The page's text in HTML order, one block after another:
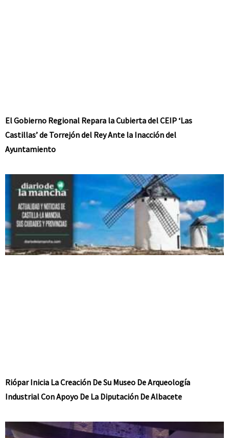
El Gobierno Regional Repara la Cubierta del CEIP ‘Las
Castillas’ de Torrejón del Rey Ante la Inacción del
Ayuntamiento
Riópar Inicia La Creación De Su Museo De Arqueología
Industrial Con Apoyo De La Diputación De Albacete